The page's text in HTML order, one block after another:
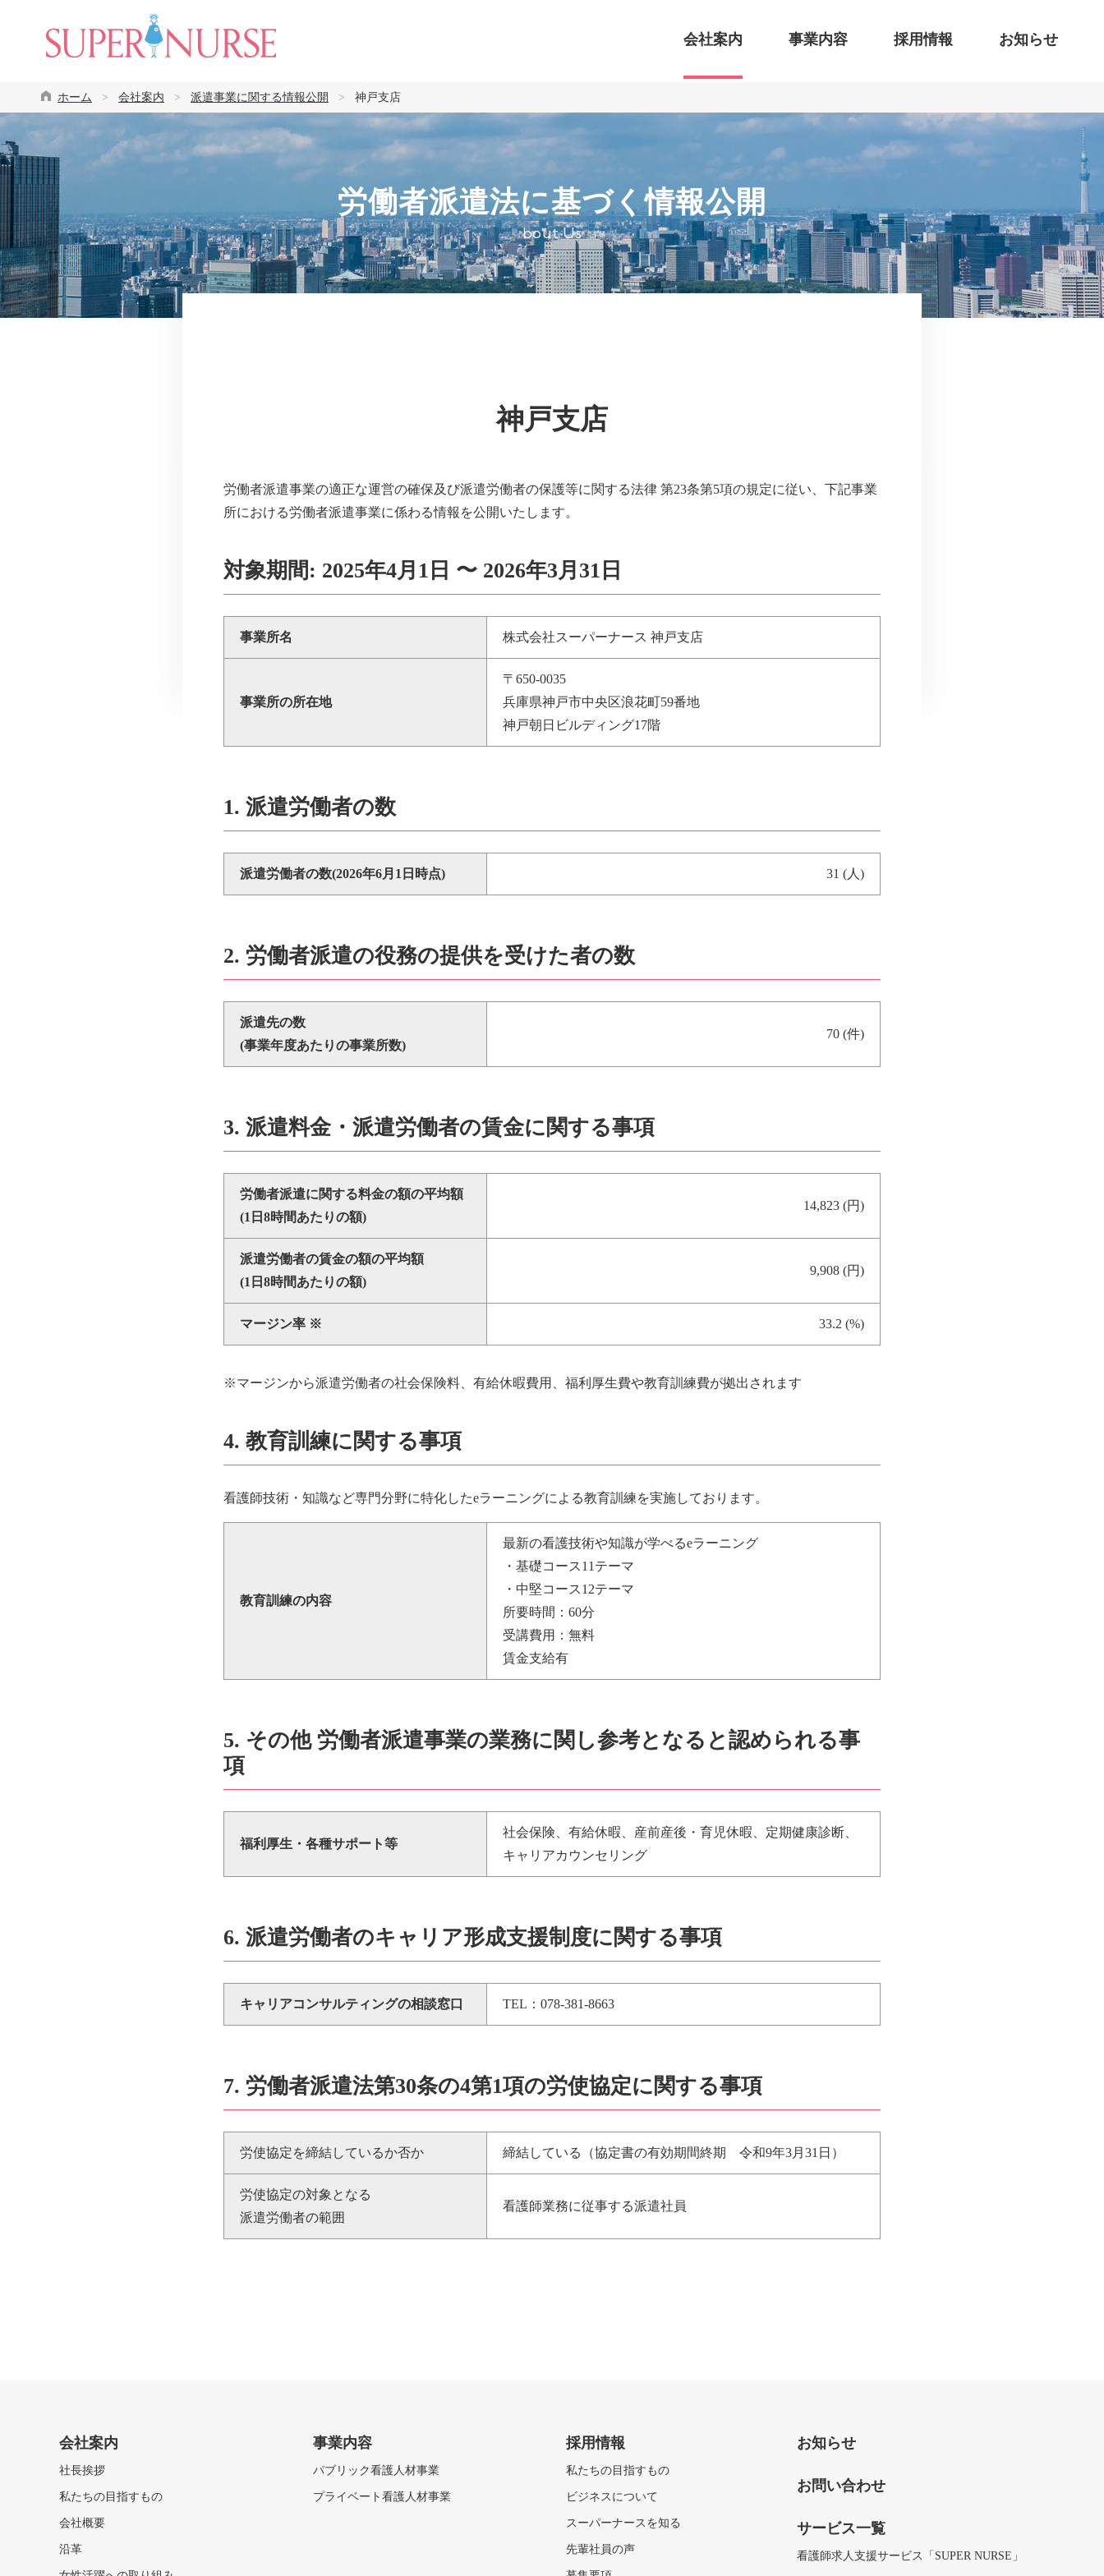
会社案内 事業内容 採用情報 お知らせ
ホーム > 会社案内 > 派遣事業に関する情報公開 > 神戸支店
労働者派遣法に基づく情報公開
bout Us
神戸支店
労働者派遣事業の適正な運営の確保及び派遣労働者の保護等に関する法律 第23条第5項の規定に従い、下記事業
所における労働者派遣事業に係わる情報を公開いたします。
対象期間: 2025年4月1日 〜 2026年3月31日
事業所名 株式会社スーパーナース 神戸支店
事業所の所在地
〒650-0035
兵庫県神戸市中央区浪花町59番地
神戸朝日ビルディング17階
1. 派遣労働者の数
派遣労働者の数(2026年6月1日時点) 31 (人)
2. 労働者派遣の役務の提供を受けた者の数
派遣先の数
(事業年度あたりの事業所数)
70 (件)
3. 派遣料金・派遣労働者の賃金に関する事項
労働者派遣に関する料金の額の平均額
(1日8時間あたりの額)
14,823 (円)
派遣労働者の賃金の額の平均額
(1日8時間あたりの額)
9,908 (円)
マージン率 ※ 33.2 (%)
※マージンから派遣労働者の社会保険料、有給休暇費用、福利厚生費や教育訓練費が拠出されます
4. 教育訓練に関する事項
看護師技術・知識など専門分野に特化したeラーニングによる教育訓練を実施しております。
教育訓練の内容
最新の看護技術や知識が学べるeラーニング
・基礎コース11テーマ
・中堅コース12テーマ
所要時間：60分
受講費用：無料
賃金支給有
5. その他 労働者派遣事業の業務に関し参考となると認められる事
項
福利厚生・各種サポート等
社会保険、有給休暇、産前産後・育児休暇、定期健康診断、
キャリアカウンセリング
6. 派遣労働者のキャリア形成支援制度に関する事項
キャリアコンサルティングの相談窓口 TEL：078-381-8663
7. 労働者派遣法第30条の4第1項の労使協定に関する事項
労使協定を締結しているか否か 締結している（協定書の有効期間終期 令和9年3月31日）
労使協定の対象となる
派遣労働者の範囲
看護師業務に従事する派遣社員
会社案内
社長挨拶
私たちの目指すもの
会社概要
沿革
事業内容
パブリック看護人材事業
プライベート看護人材事業
採用情報
私たちの目指すもの
ビジネスについて
スーパーナースを知る
先輩社員の声
お知らせ
お問い合わせ
サービス一覧
看護師求人支援サービス「SUPER NURSE」